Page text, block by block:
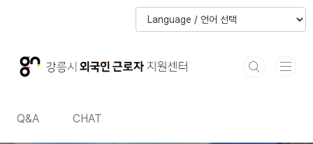
Q&A CHAT